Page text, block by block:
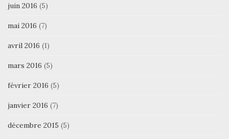
juin 2016 (5)
mai 2016 (7)
avril 2016 (1)
mars 2016 (5)
février 2016 (5)
janvier 2016 (7)
décembre 2015 (5)